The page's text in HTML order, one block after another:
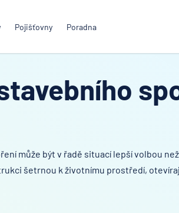
Pojišťovny Poradna
může být v řadě situací lepší volbou
šetrnou k životnímu prostředí,